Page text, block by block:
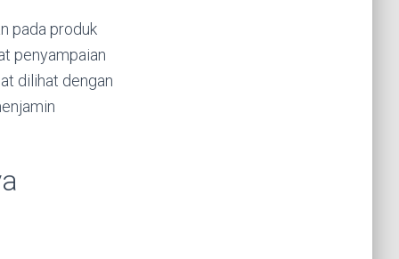
pada produk
penyampaian
dilihat dengan